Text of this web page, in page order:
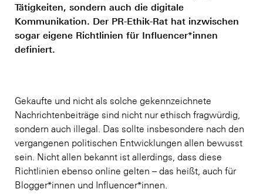
Tätigkeiten, sondern auch die digitale
Kommunikation. Der PR-Ethik-Rat hat inzwischen
sogar eigene Richtlinien für Influencer*innen
definiert.
Gekaufte und nicht als solche gekennzeichnete
Nachrichtenbeiträge sind nicht nur ethisch fragwürdig,
sondern auch illegal. Das sollte insbesondere nach den
vergangenen politischen Entwicklungen allen bewusst
sein. Nicht allen bekannt ist allerdings, dass diese
Richtlinien ebenso online gelten – das heißt, auch für
Blogger*innen und Influencer*innen.